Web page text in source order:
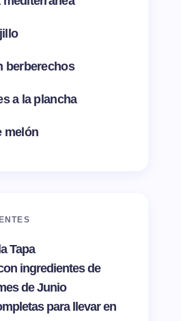
berberechos
a la plancha
melón
Tapa
ingredientes de
de Junio
para llevar en